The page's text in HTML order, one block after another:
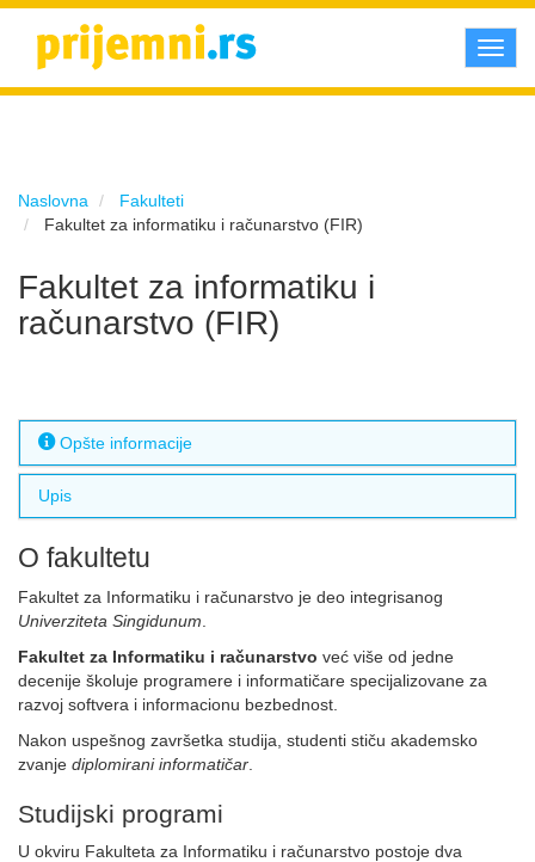
Naslovna
Fakulteti
Fakultet za informatiku i računarstvo (FIR)
Fakultet za informatiku i
računarstvo (FIR)
Opšte informacije
Upis
O fakultetu
Fakultet za Informatiku i računarstvo je deo integrisanog
Univerziteta Singidunum
Fakultet za Informatiku i računarstvo već više od jedne
decenije školuje programere i informatičare specijalizovane za
razvoj softvera i informacionu bezbednost.
Nakon uspešnog završetka studija, studenti stiču akademsko
zvanje diplomirani informatičar
Studijski programi
U okviru Fakulteta za Informatiku i računarstvo postoje dva